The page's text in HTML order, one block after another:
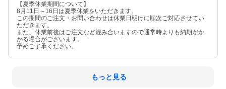
【夏季休業期間について】
8月11日～16日は夏季休業をいただきます。
この期間のご注文・お問い合わせは休業日明けに順次ご対応させてい
ただきます。
また、休業前後はご注文など混み合いますので通常時よりも納期がか
かる場合がございます。
予めご了承ください。
もっと見る